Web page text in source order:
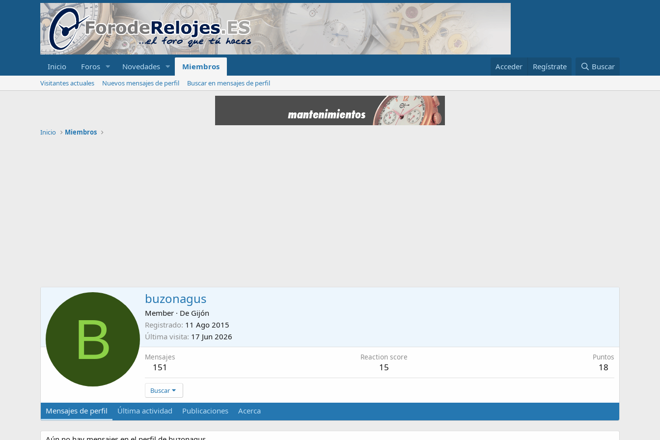
Inicio Foros Novedades Miembros Acceder Regístrate Buscar
Visitantes actuales Nuevos mensajes de perfil Buscar en mensajes de perfil
Inicio Miembros
B
buzonagus
Member · De Gijón
Registrado 11 Ago 2015
Última visita 17 Jun 2026
Mensajes
151
Reaction score
15
Puntos
18
Buscar
Mensajes de perfil Última actividad Publicaciones Acerca